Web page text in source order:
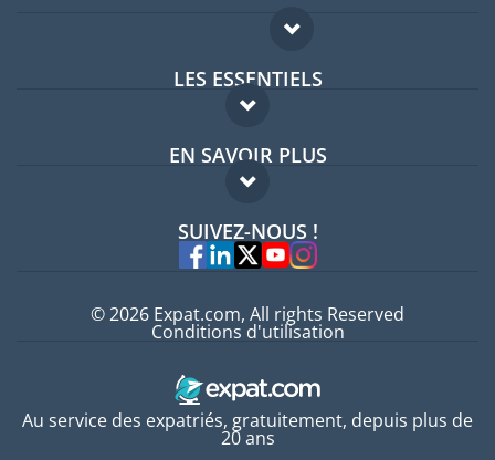
LES ESSENTIELS
Forum expatriés
Guides pays
EN SAVOIR PLUS
FAQ
Experts
SUIVEZ-NOUS !
Au service des expatriés, gratuitement, depuis plus de
20 ans
© 2026 Expat.com, All rights Reserved
Conditions d'utilisation